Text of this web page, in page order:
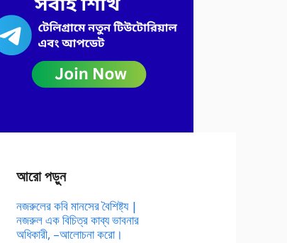
আরো পড়ুন
নজরুলের কবি মানসের বৈশিষ্ট্য |
নজরুল এক বিচিত্র কাব্য ভাবনার
অধিকারী, –আলোচনা করো।